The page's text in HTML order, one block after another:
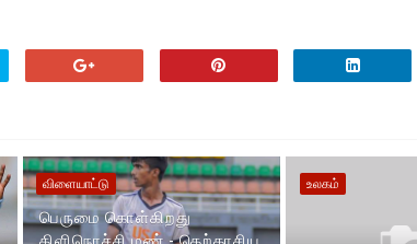
விளையாட்டு
பெருமை கொள்கிறது
கிளிநொச்சி மண் - தெற்காசிய
உலகம்